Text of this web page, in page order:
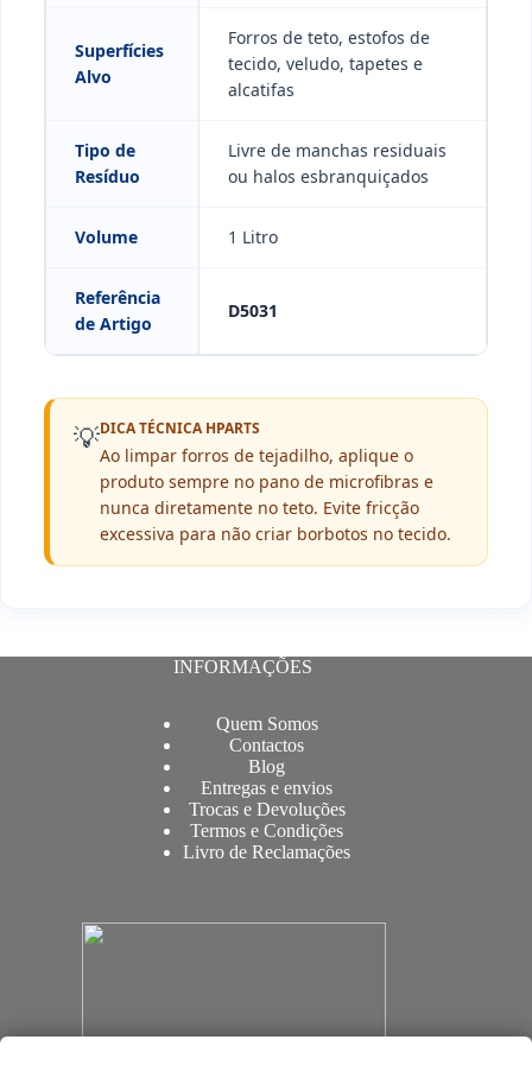
Superfícies
Alvo
Forros de teto, estofos de
tecido, veludo, tapetes e
alcatifas
Tipo de
Resíduo
Livre de manchas residuais
ou halos esbranquiçados
Volume 1 Litro
Referência
de Artigo
D5031
💡DICA TÉCNICA HPARTS
Ao limpar forros de tejadilho, aplique o
produto sempre no pano de microfibras e
nunca diretamente no teto. Evite fricção
excessiva para não criar borbotos no tecido.
INFORMAÇÕES
Quem Somos
Contactos
Blog
Entregas e envios
Trocas e Devoluções
Termos e Condições
Livro de Reclamações